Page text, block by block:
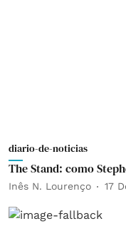
diario-de-noticias
The Stand: como
Inês N. Lourenço 17